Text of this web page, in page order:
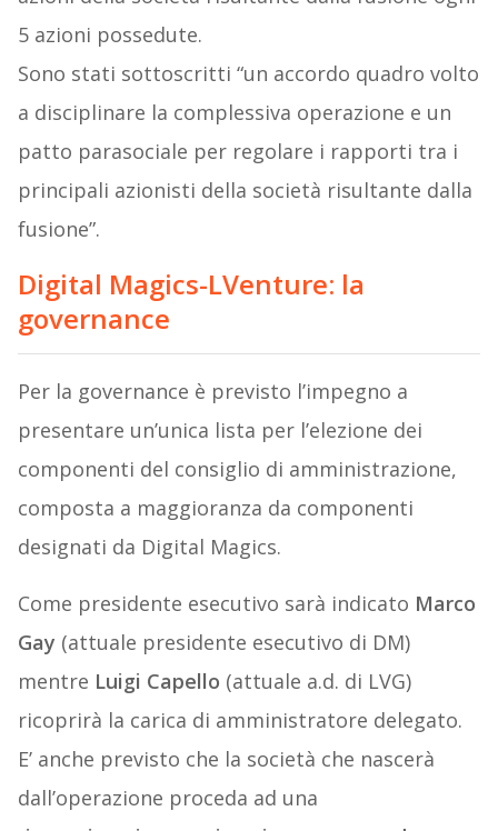
5 azioni possedute.
Sono stati sottoscritti “un accordo quadro volto
a disciplinare la complessiva operazione e un
patto parasociale per regolare i rapporti tra i
principali azionisti della società risultante dalla
fusione”.
Digital Magics-LVenture: la
governance
Per la governance è previsto l’impegno a
presentare un’unica lista per l’elezione dei
componenti del consiglio di amministrazione,
composta a maggioranza da componenti
designati da Digital Magics.
Come presidente esecutivo sarà indicato Marco
Gay (attuale presidente esecutivo di DM)
mentre Luigi Capello (attuale a.d. di LVG)
ricoprirà la carica di amministratore delegato.
E’ anche previsto che la società che nascerà
dall’operazione proceda ad una